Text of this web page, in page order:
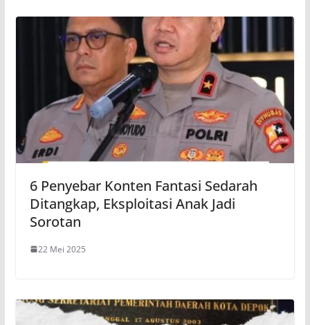
6 Penyebar Konten Fantasi Sedarah
Ditangkap, Eksploitasi Anak Jadi
Sorotan
22 Mei 2025